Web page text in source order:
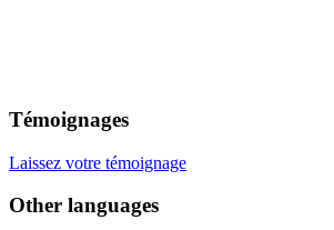
Témoignages
Laissez votre témoignage
Other languages